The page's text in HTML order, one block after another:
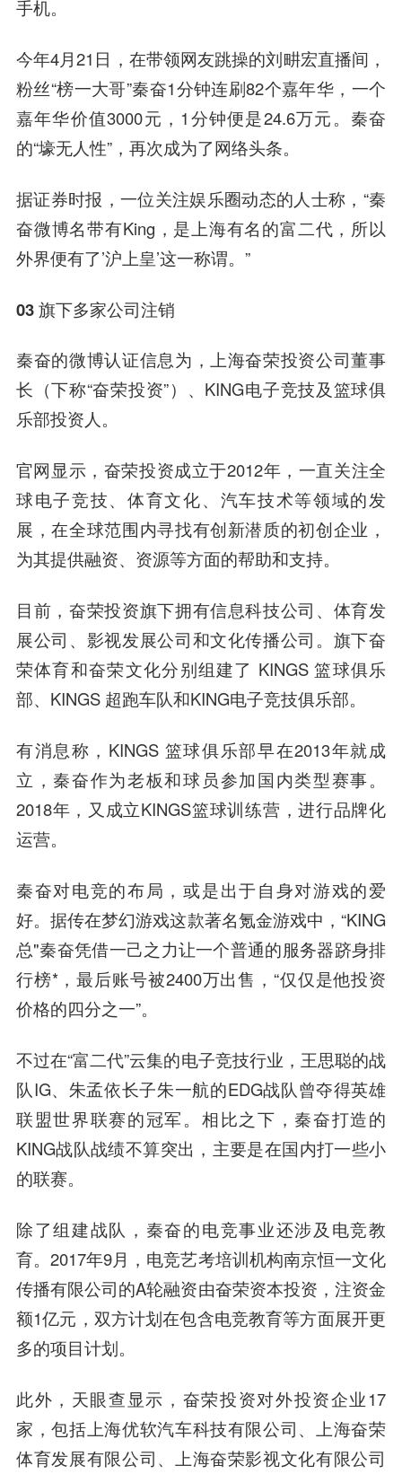
手机。
今年4月21日，在带领网友跳操的刘畊宏直播间，
粉丝“榜一大哥”秦奋1分钟连刷82个嘉年华，一个
嘉年华价值3000元，1分钟便是24.6万元。秦奋
的“壕无人性”，再次成为了网络头条。
据证券时报，一位关注娱乐圈动态的人士称，“秦
奋微博名带有King，是上海有名的富二代，所以
外界便有了’沪上皇’这一称谓。”
03 旗下多家公司注销
秦奋的微博认证信息为，上海奋荣投资公司董事
长（下称“奋荣投资”）、KING电子竞技及篮球俱
乐部投资人。
官网显示，奋荣投资成立于2012年，一直关注全
球电子竞技、体育文化、汽车技术等领域的发
展，在全球范围内寻找有创新潜质的初创企业，
为其提供融资、资源等方面的帮助和支持。
目前，奋荣投资旗下拥有信息科技公司、体育发
展公司、影视发展公司和文化传播公司。旗下奋
荣体育和奋荣文化分别组建了 KINGS 篮球俱乐
部、KINGS 超跑车队和KING电子竞技俱乐部。
有消息称，KINGS 篮球俱乐部早在2013年就成
立，秦奋作为老板和球员参加国内类型赛事。
2018年，又成立KINGS篮球训练营，进行品牌化
运营。
秦奋对电竞的布局，或是出于自身对游戏的爱
好。据传在梦幻游戏这款著名氪金游戏中，“KING
总"秦奋凭借一己之力让一个普通的服务器跻身排
行榜*，最后账号被2400万出售，“仅仅是他投资
价格的四分之一”。
不过在“富二代”云集的电子竞技行业，王思聪的战
队IG、朱孟依长子朱一航的EDG战队曾夺得英雄
联盟世界联赛的冠军。相比之下，秦奋打造的
KING战队战绩不算突出，主要是在国内打一些小
的联赛。
除了组建战队，秦奋的电竞事业还涉及电竞教
育。2017年9月，电竞艺考培训机构南京恒一文化
传播有限公司的A轮融资由奋荣资本投资，注资金
额1亿元，双方计划在包含电竞教育等方面展开更
多的项目计划。
此外，天眼查显示，奋荣投资对外投资企业17
家，包括上海优软汽车科技有限公司、上海奋荣
体育发展有限公司、上海奋荣影视文化有限公司